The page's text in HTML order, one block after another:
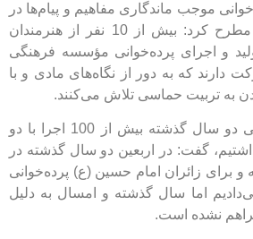
ماندگاری مفاهیم و پیام‌ها در
ذهن مخاطب می‌شود، مطرح کرد: بیش از 10 نفر از هنرمندان
پرده‌خوانی مؤسسه فرهنگی
به دور از نگاه‌های مادی و با
حماسی تلاش می‌کنند.
حافظی با بیان اینکه طی دو سال گذشته بیش از 100 اجرا با دو
در اربعین دو سال گذشته در
امام حسین (ع) پرده‌خوانی
سال گذشته و امسال به دلیل
است.